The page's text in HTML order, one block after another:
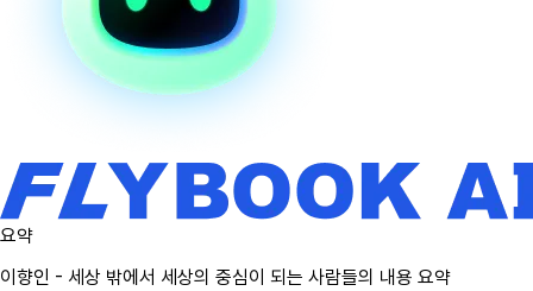
요약
이향인 - 세상 밖에서 세상의 중심이 되는 사람들의 내용 요약